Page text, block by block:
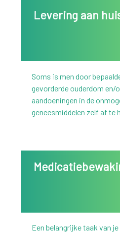
Levering aan
Soms is men door
gevorderde ouderdom en/
aandoeningen in de
geneesmiddelen zelf af te
Een belangrijke taak van